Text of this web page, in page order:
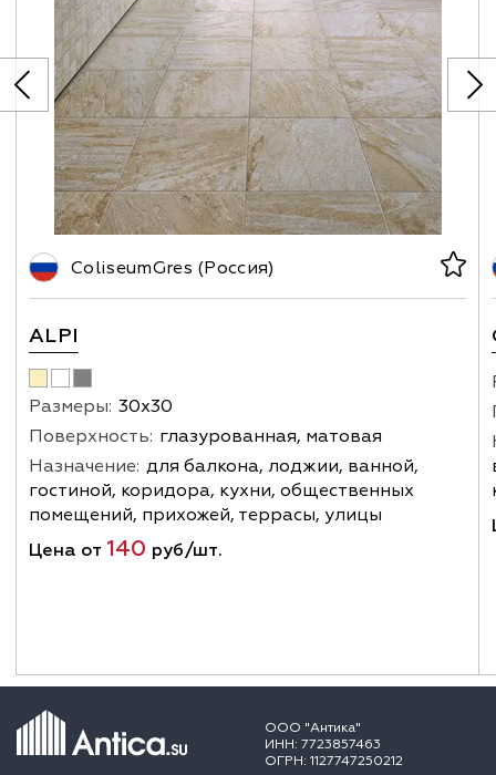
ColiseumGres (Россия)
ALPI
Размеры: 30х30
Поверхность: глазурованная, матовая
Назначение: для балкона, лоджии, ванной,
гостиной, коридора, кухни, общественных
помещений, прихожей, террасы, улицы
Цена от 140 руб/шт.
ООО "Антика"
ИНН: 7723857463
ОГРН: 1127747250212